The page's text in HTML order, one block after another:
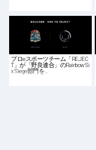
プロeスポーツチーム「REJEC
T」が「野良連合」のRainbow Si
x Siege部門を…